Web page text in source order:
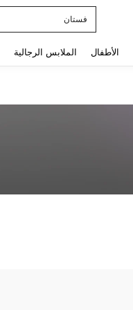
فستان
الأطفال الملابس الرجالية